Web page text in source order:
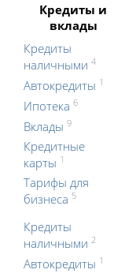
Кредиты и
вклады
Кредиты
наличными 4
Автокредиты 1
Ипотека 6
Вклады 9
Кредитные
карты 1
Тарифы для
бизнеса 5
Кредиты
наличными 2
Автокредиты 1